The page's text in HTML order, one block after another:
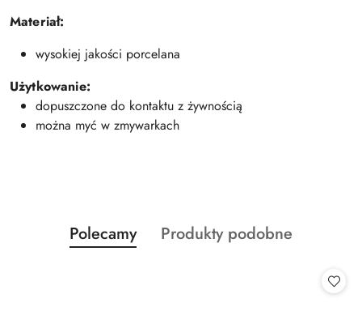
Materiał:
wysokiej jakości porcelana
Użytkowanie:
dopuszczone do kontaktu z żywnością
można myć w zmywarkach
Pomiń karuzelę produktów
Produkty
o
Polecamy
Produkty
Produkty podobne